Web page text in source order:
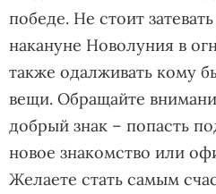
победе. Не стоит
накануне Новолуния в
также одалживать кому
вещи. Обращайте
добрый знак – попасть
новое знакомство или
Желаете стать самым